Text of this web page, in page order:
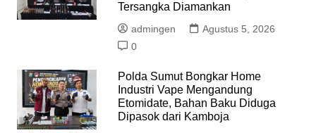
Tersangka Diamankan
admingen
Agustus 5, 2026
0
Polda Sumut Bongkar Home
Industri Vape Mengandung
Etomidate, Bahan Baku Diduga
Dipasok dari Kamboja